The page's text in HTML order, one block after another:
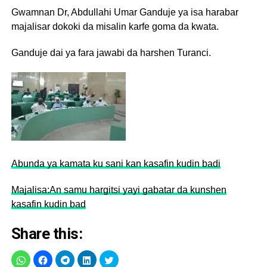
Gwamnan Dr, Abdullahi Umar Ganduje ya isa harabar
majalisar dokoki da misalin karfe goma da kwata.
Ganduje dai ya fara jawabi da harshen Turanci.
Abunda ya kamata ku sani kan kasafin kudin badi
Majalisa:An samu hargitsi yayi gabatar da kunshen
kasafin kudin bad
Share this: